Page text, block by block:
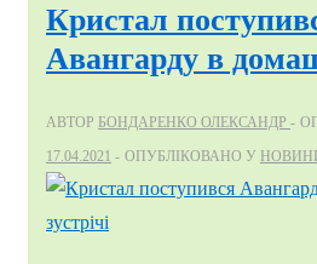
Кристал
Кристал
Авангарду в
АВТОР БОНДАРЕНКО ОЛЕКСАНДР
17.04.2021
ОПУБЛІКОВАНО У